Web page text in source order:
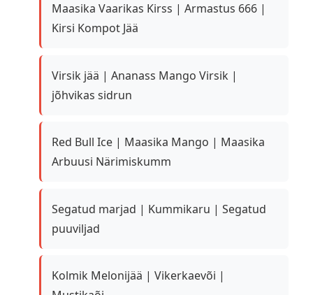
Maasika Vaarikas Kirss | Armastus 666 |
Kirsi Kompot Jää
Virsik jää | Ananass Mango Virsik |
jõhvikas sidrun
Red Bull Ice | Maasika Mango | Maasika
Arbuusi Närimiskumm
Segatud marjad | Kummikaru | Segatud
puuviljad
Kolmik Melonijää | Vikerkaevõi |